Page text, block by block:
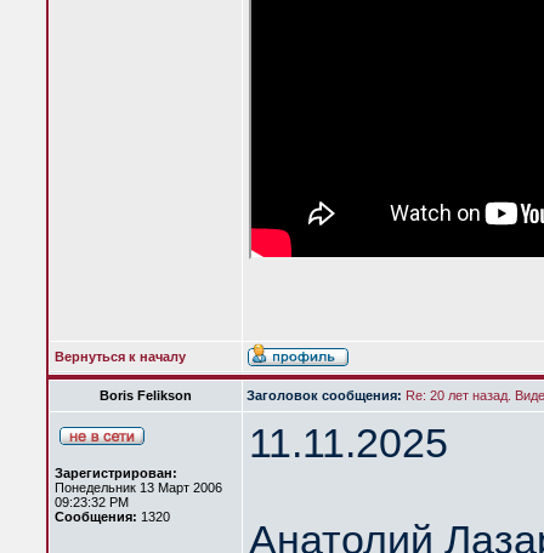
Вернуться к началу
Boris Felikson Заголовок сообщения: Re: 20 лет назад.
Зарегистрирован:
Понедельник 13 Март 2006
09:23:32 PM
Сообщения: 1320
11.11.2025
Анатолий